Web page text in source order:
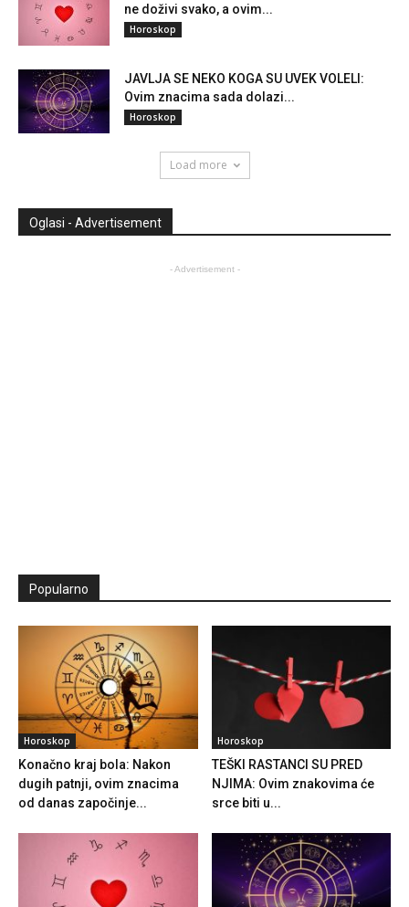
ne doživi svako, a ovim...
Horoskop
JAVLJA SE NEKO KOGA SU UVEK VOLELI:
Ovim znacima sada dolazi...
Horoskop
Load more
Oglasi - Advertisement
- Advertisement -
Popularno
Horoskop
Konačno kraj bola: Nakon
dugih patnji, ovim znacima
od danas započinje...
Horoskop
TEŠKI RASTANCI SU PRED
NJIMA: Ovim znakovima će
srce biti u...